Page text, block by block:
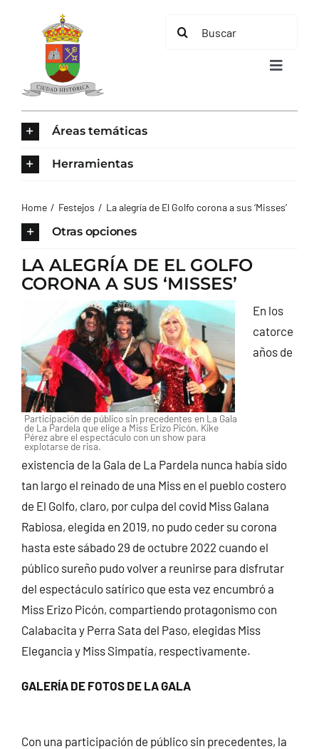
contenido
Buscar:
Toggle
TURISMO
CONTACTO
Áreas temáticas
Herramientas
Home Festejos La alegría de El Golfo corona a sus ‘Misses’
Otras opciones
LA ALEGRÍA DE EL GOLFO
CORONA A SUS ‘MISSES’
Participación de público sin precedentes en La Gala
de La Pardela que elige a Miss Erizo Picón. Kike
Pérez abre el espectáculo con un show para
explotarse de risa.
En los
catorce
años de
existencia de la Gala de La Pardela nunca había sido
tan largo el reinado de una Miss en el pueblo costero
de El Golfo, claro, por culpa del covid Miss Galana
Rabiosa, elegida en 2019, no pudo ceder su corona
hasta este sábado 29 de octubre 2022 cuando el
público sureño pudo volver a reunirse para disfrutar
del espectáculo satírico que esta vez encumbró a
Miss Erizo Picón, compartiendo protagonismo con
Calabacita y Perra Sata del Paso, elegidas Miss
Elegancia y Miss Simpatía, respectivamente.
GALERÍA DE FOTOS DE LA GALA
Con una participación de público sin precedentes, la